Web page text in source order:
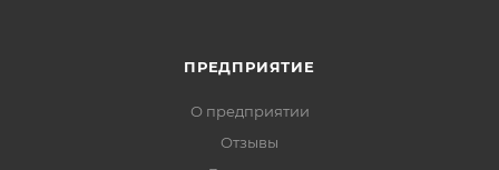
ПРЕДПРИЯТИЕ
О предприятии
Отзывы